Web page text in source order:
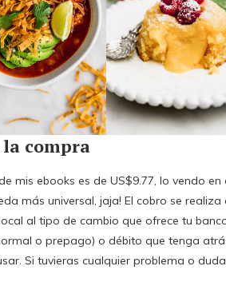
la compra
mis ebooks es de US$9.77, lo vendo
más universal, jaja! El cobro se
al tipo de cambio que ofrece tu
o prepago) o débito que tenga
Si tuvieras cualquier problema o